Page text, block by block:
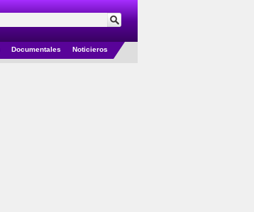
Documentales Noticieros